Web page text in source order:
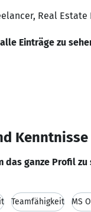
Real Estate
Einträge zu
Kenntnisse
das ganze Profil zu
Teamfähigkeit MS